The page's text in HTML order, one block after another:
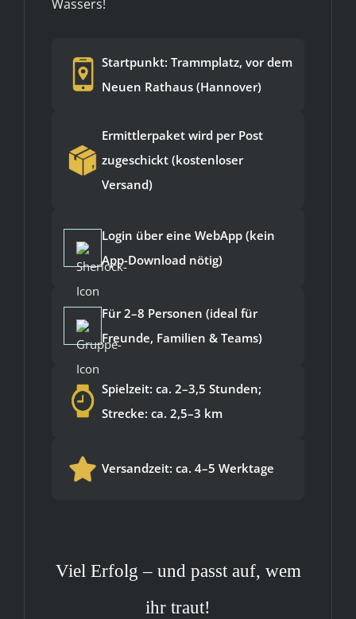
Wassers!
Startpunkt: Trammplatz, vor dem
Neuen Rathaus (Hannover)
Ermittlerpaket wird per Post
zugeschickt (kostenloser
Versand)
Login über eine WebApp (kein
App-Download nötig)
Für 2–8 Personen (ideal für
Freunde, Familien & Teams)
Spielzeit: ca. 2–3,5 Stunden;
Strecke: ca. 2,5–3 km
Versandzeit: ca. 4–5 Werktage
Viel Erfolg – und passt auf, wem
ihr traut!